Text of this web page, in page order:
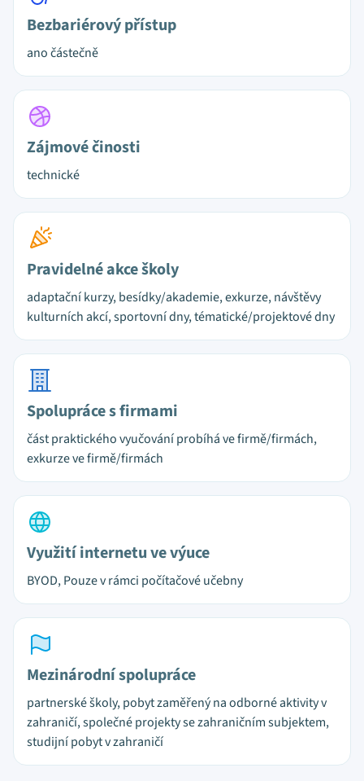
Bezbariérový přístup
ano částečně
Zájmové činosti
technické
Pravidelné akce školy
adaptační kurzy, besídky/akademie, exkurze, návštěvy
kulturních akcí, sportovní dny, tématické/projektové dny
Spolupráce s firmami
část praktického vyučování probíhá ve firmě/firmách,
exkurze ve firmě/firmách
Využití internetu ve výuce
BYOD, Pouze v rámci počítačové učebny
Mezinárodní spolupráce
partnerské školy, pobyt zaměřený na odborné aktivity v
zahraničí, společné projekty se zahraničním subjektem,
studijní pobyt v zahraničí